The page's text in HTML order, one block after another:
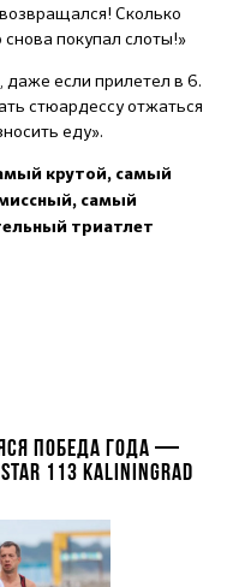
Сколько
покупал слоты!»
даже если прилетел в 6.
стюардессу отжаться
еду».
крутой, самый
самый
триатлет
ПОБЕДА ГОДА —
113 KALININGRAD